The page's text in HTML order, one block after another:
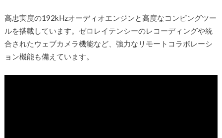
高忠実度の192kHzオーディオエンジンと高度なコンピングツー
ルを搭載しています。ゼロレイテンシーのレコーディングや統
合されたウェブカメラ機能など、強力なリモートコラボレーシ
ョン機能も備えています。